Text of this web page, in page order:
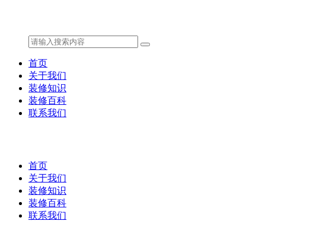
首页
关于我们
装修知识
装修百科
联系我们
首页
关于我们
装修知识
装修百科
联系我们